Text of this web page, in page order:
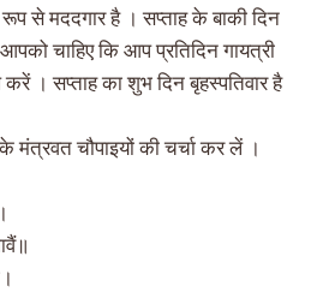
से मददगार है । सप्ताह के बाकी दिन
चाहिए कि आप प्रतिदिन गायत्री
। सप्ताह का शुभ दिन बृहस्पतिवार है
मंत्रवत चौपाइयों की चर्चा कर लें ।